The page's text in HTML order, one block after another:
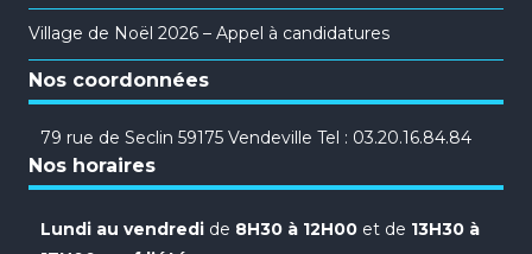
Village de Noël 2026 – Appel à candidatures
Nos coordonnées
79 rue de Seclin 59175 Vendeville Tel : 03.20.16.84.84
Nos horaires
Lundi au vendredi de 8H30 à 12H00 et de 13H30 à